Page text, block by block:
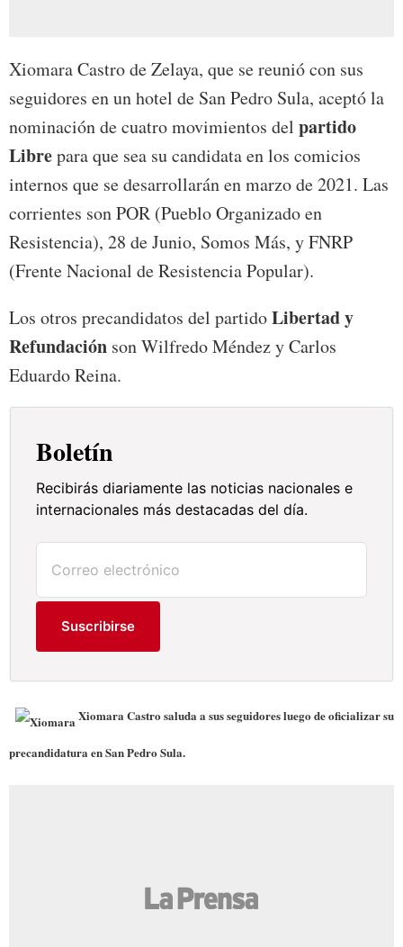
Xiomara Castro de Zelaya, que se reunió con sus
seguidores en un hotel de San Pedro Sula, aceptó la
nominación de cuatro movimientos del partido
Librepara que sea su candidata en los comicios
internos que se desarrollarán en marzo de 2021. Las
corrientes son POR (Pueblo Organizado en
Resistencia), 28 de Junio, Somos Más, y FNRP
(Frente Nacional de Resistencia Popular).
Los otros precandidatos del partidoLibertad y
Refundación son Wilfredo Méndez y Carlos
Eduardo Reina.
Boletín
Recibirás diariamente las noticias nacionales e
internacionales más destacadas del día.
Suscribirse
Xiomara Castro saluda a sus seguidores luego de oficializar su
precandidatura en San Pedro Sula.